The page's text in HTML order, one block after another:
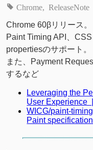
Chrome ReleaseNote
Chrome 60βリリース。
Paint Timing API、
propertiesのサポート。
また、Payment
するなど
Leveraging the
User
WICG/paint-
Paint